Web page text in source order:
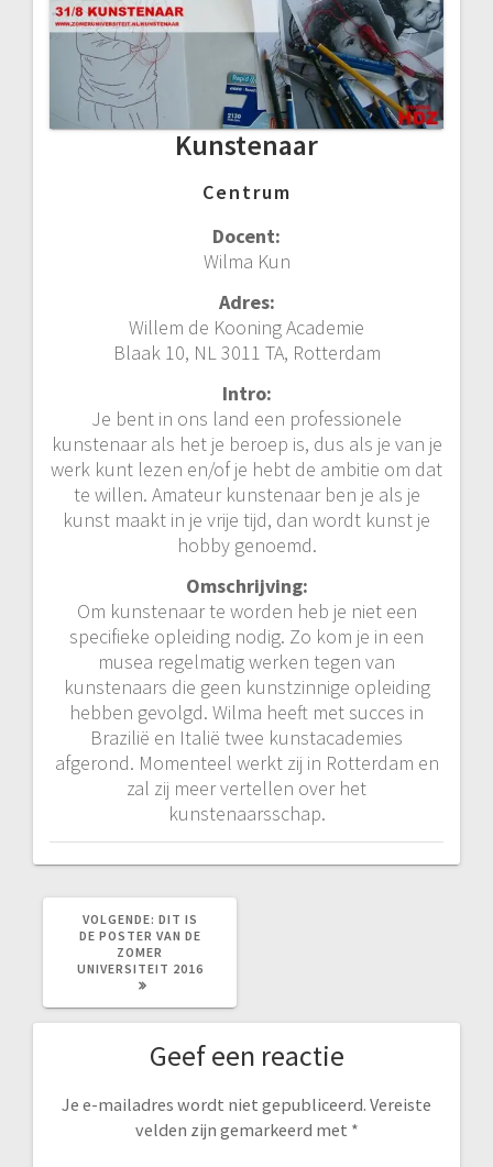
Kunstenaar
Centrum
Docent:
Wilma Kun
Adres:
Willem de Kooning Academie
Blaak 10, NL 3011 TA, Rotterdam
Intro:
Je bent in ons land een professionele
kunstenaar als het je beroep is, dus als je van je
werk kunt lezen en/of je hebt de ambitie om dat
te willen. Amateur kunstenaar ben je als je
kunst maakt in je vrije tijd, dan wordt kunst je
hobby genoemd.
Omschrijving:
Om kunstenaar te worden heb je niet een
specifieke opleiding nodig. Zo kom je in een
musea regelmatig werken tegen van
kunstenaars die geen kunstzinnige opleiding
hebben gevolgd. Wilma heeft met succes in
Brazilië en Italië twee kunstacademies
afgerond. Momenteel werkt zij in Rotterdam en
zal zij meer vertellen over het
kunstenaarsschap.
VOLGENDE: VOLGEND
BERICHT:
DIT IS
DE POSTER VAN DE
ZOMER
UNIVERSITEIT 2016
Geef een reactie
Je e-mailadres wordt niet gepubliceerd. Vereiste
velden zijn gemarkeerd met *